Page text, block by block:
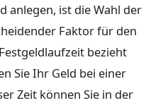
anlegen, ist die Wahl der
Faktor für den
bezieht
Sie Ihr Geld bei einer
Zeit können Sie in der